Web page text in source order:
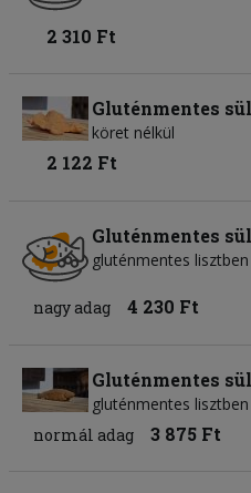
2 310 Ft
Gluténmentes
köret nélkül
2 122 Ft
Gluténmentes
gluténmentes
nagy adag 4 230 Ft
Gluténmentes
gluténmentes
normál adag
3 875 Ft